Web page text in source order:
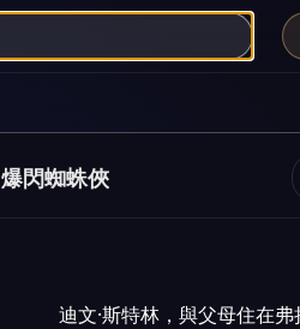
爆閃蜘蛛俠
迪文·斯特林，與父母住在